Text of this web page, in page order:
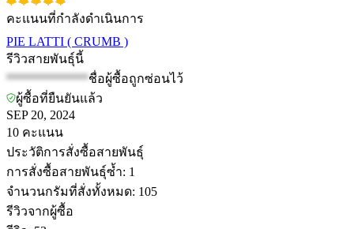
คะแนนที่กำลังดำเนินการ
PIE LATTI ( CRUMB )
รีวิวสายพันธุ์นี้
*************ชื่อผู้ซื้อถูกซ่อนไว้
ผู้ซื้อที่ยืนยันแล้ว
SEP 20, 2024
10 คะแนน
ประวัติการสั่งซื้อสายพันธุ์
การสั่งซื้อสายพันธุ์ซ้ำ: 1
จำนวนกรัมที่สั่งทั้งหมด: 105
รีวิวจากผู้ซื้อ